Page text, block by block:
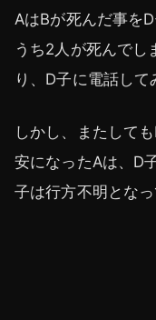
AはBが死んだ事を
うち2人が死んでし
り、D子に電話して
しかし、またして
安になったAは、D
子は行方不明となっ